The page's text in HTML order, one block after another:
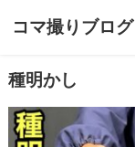
コマ撮りブログ
種明かし